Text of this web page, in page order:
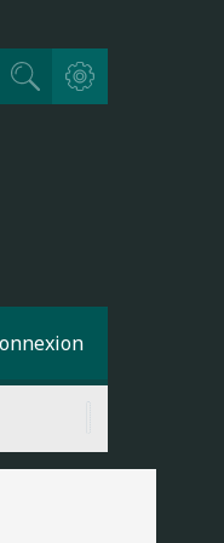
Rechercher
Recherche avancée